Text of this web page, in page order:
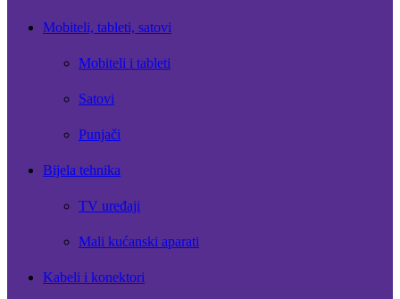
Mobiteli, tableti, satovi
Mobiteli i tableti
Satovi
Punjači
Bijela tehnika
TV uređaji
Mali kućanski aparati
Kabeli i konektori